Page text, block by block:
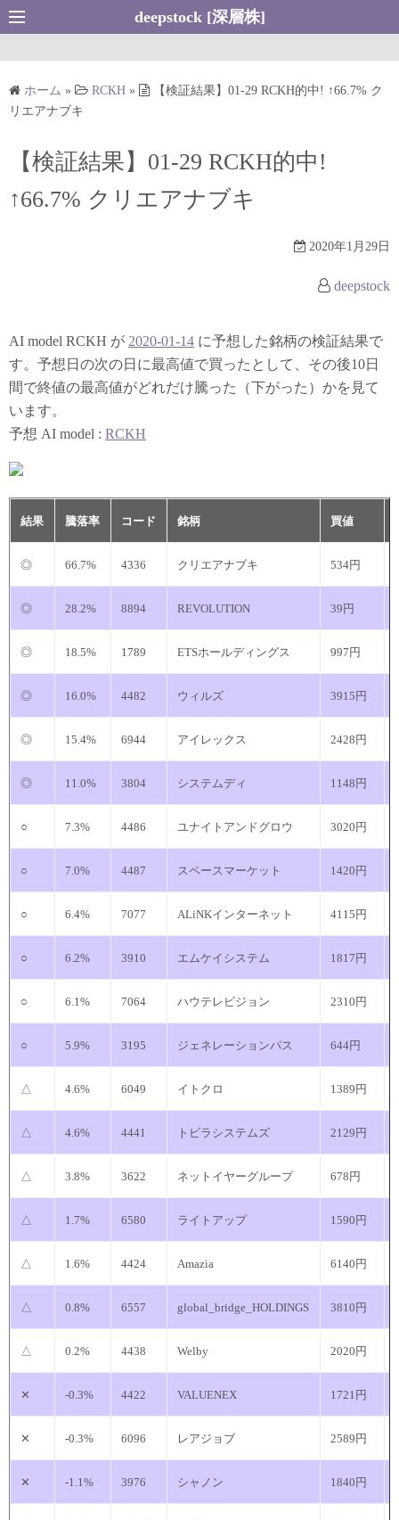
コ
ン
ツ
ッ
deepstock [深層株]
ホーム » RCKH »
【検証結果】01-29 RCKH的中! ↑66.7% ク
リエアナブキ
【検証結果】01-29 RCKH的中!
↑66.7% クリエアナブキ
2020年1月29日
deepstock
AI model RCKH が 2020-01-14 に予想した銘柄の検証結果で
す。予想日の次の日に最高値で買ったとして、その後10日
間で終値の最高値がどれだけ騰った（下がった）かを見て
います。
予想 AI model : RCKH
結果 騰落率 コード 銘柄 買値
◎ 66.7% 4336 クリエアナブキ 534円
◎ 28.2% 8894 REVOLUTION 39円
◎ 18.5% 1789 ETSホールディングス 997円
◎ 16.0% 4482 ウィルズ 3915円
◎ 15.4% 6944 アイレックス 2428円
◎ 11.0% 3804 システムディ 1148円
○ 7.3% 4486 ユナイトアンドグロウ 3020円
○ 7.0% 4487 スペースマーケット 1420円
○ 6.4% 7077 ALiNKインターネット 4115円
○ 6.2% 3910 エムケイシステム 1817円
○ 6.1% 7064 ハウテレビジョン 2310円
○ 5.9% 3195 ジェネレーションパス 644円
△ 4.6% 6049 イトクロ 1389円
△ 4.6% 4441 トビラシステムズ 2129円
△ 3.8% 3622 ネットイヤーグループ 678円
△ 1.7% 6580 ライトアップ 1590円
△ 1.6% 4424 Amazia 6140円
△ 0.8% 6557 global_bridge_HOLDINGS 3810円
△ 0.2% 4438 Welby 2020円
✕ -0.3% 4422 VALUENEX 1721円
✕ -0.3% 6096 レアジョブ 2589円
✕ -1.1% 3976 シャノン 1840円